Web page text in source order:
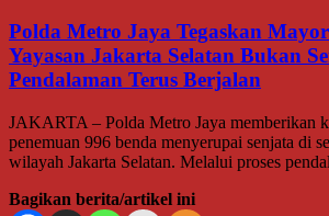
Polda Metro Jaya Tegaskan
Yayasan Jakarta Selatan Bukan
Pendalaman Terus Berjalan
JAKARTA – Polda Metro Jaya memberikan
penemuan 996 benda menyerupai senjata di
wilayah Jakarta Selatan. Melalui proses
Bagikan berita/artikel ini